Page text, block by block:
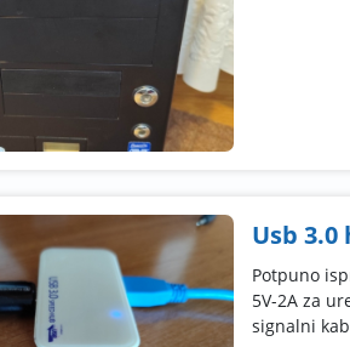
Usb
Potpuno
5V-2A za
signalni